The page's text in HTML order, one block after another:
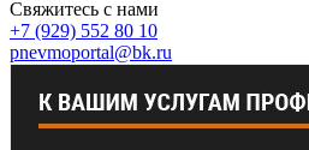
Свяжитесь с нами
+7 (929) 552 80 10
pnevmoportal@bk.ru